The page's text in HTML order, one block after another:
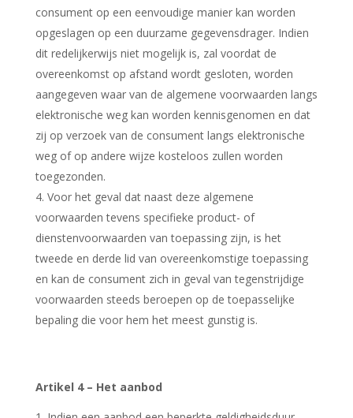
consument op een eenvoudige manier kan worden
opgeslagen op een duurzame gegevensdrager. Indien
dit redelijkerwijs niet mogelijk is, zal voordat de
overeenkomst op afstand wordt gesloten, worden
aangegeven waar van de algemene voorwaarden langs
elektronische weg kan worden kennisgenomen en dat
zij op verzoek van de consument langs elektronische
weg of op andere wijze kosteloos zullen worden
toegezonden.
Voor het geval dat naast deze algemene
voorwaarden tevens specifieke product- of
dienstenvoorwaarden van toepassing zijn, is het
tweede en derde lid van overeenkomstige toepassing
en kan de consument zich in geval van tegenstrijdige
voorwaarden steeds beroepen op de toepasselijke
bepaling die voor hem het meest gunstig is.
Artikel 4 – Het aanbod